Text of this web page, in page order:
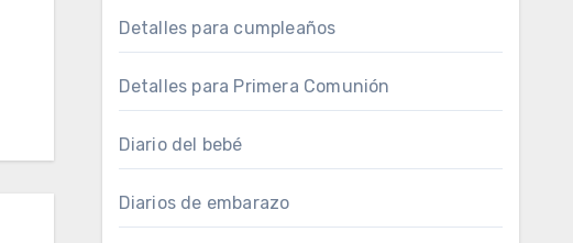
Detalles para cumpleaños
Detalles para Primera Comunión
Diario del bebé
Diarios de embarazo